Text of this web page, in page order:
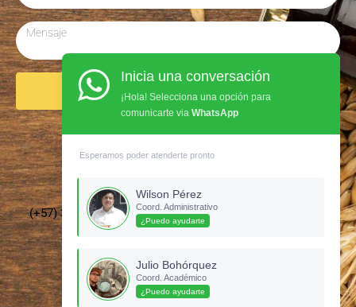
Enviar
Síguenos en Instagram
(+57) 3135437210 –cervecerosdecolombia@gmail.com
Inicia una conversación
¡Hola! Selecciona una opción para
comunicarte via WhatsApp
Esperamos poder atenderte pronto
Wilson Pérez
Coord. Administrativo
¿Puedo ayudarte
Julio Bohórquez
Coord. Académico
¿Puedo ayudarte